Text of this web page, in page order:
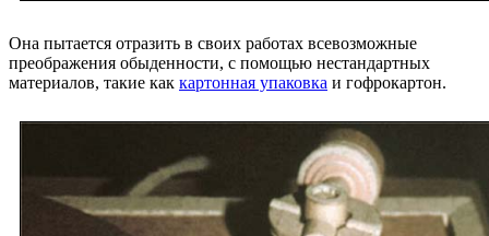
Она пытается отразить в своих работах всевозможные
преображения обыденности, с помощью нестандартных
материалов, такие как картонная упаковка и гофрокартон.